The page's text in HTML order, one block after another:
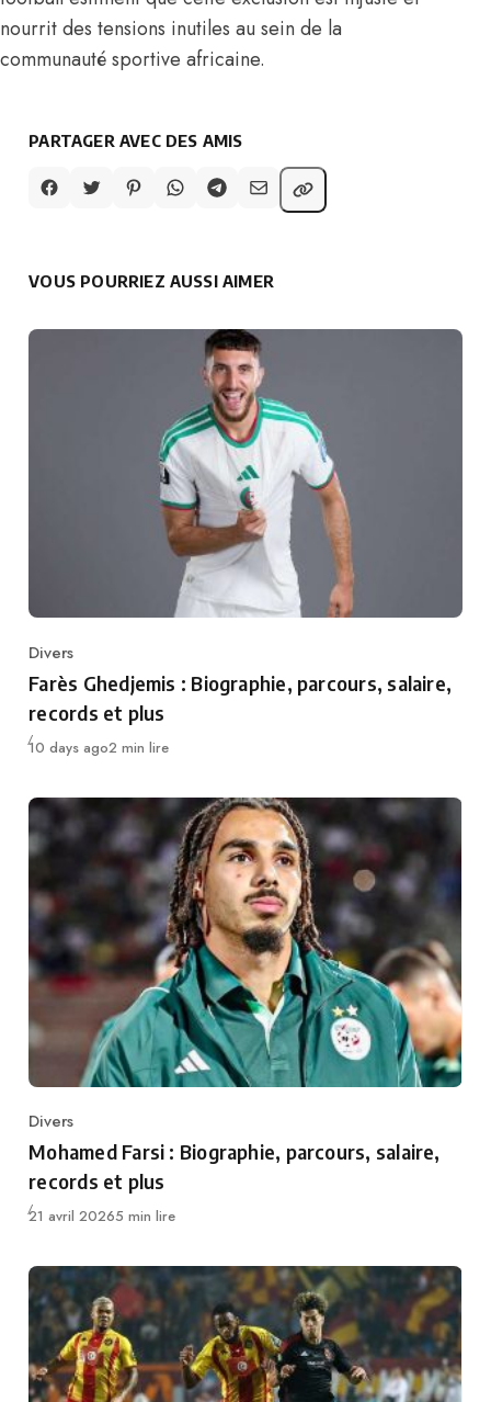
nourrit des tensions inutiles au sein de la
communauté sportive africaine.
PARTAGER AVEC DES AMIS
VOUS POURRIEZ AUSSI AIMER
Category
Divers
Farès Ghedjemis : Biographie, parcours, salaire,
records et plus
Publié
10 days ago2 min lire
Category
Divers
Mohamed Farsi : Biographie, parcours, salaire,
records et plus
Publié
21 avril 20265 min lire